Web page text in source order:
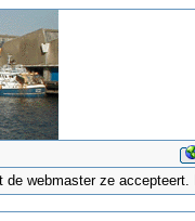
de webmaster ze